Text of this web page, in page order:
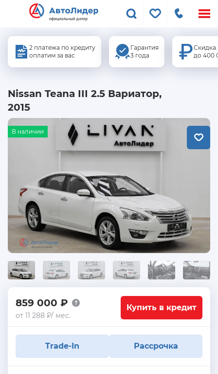
2 платежа по кредиту
оплатим за вас
Гарантия
3 года
Скидка
до 400
Nissan Teana III 2.5 Вариатор,
2015
В наличии
859 000 ₽
от 11 288 ₽/ мес.
Купить в кредит
Trade-In Рассрочка